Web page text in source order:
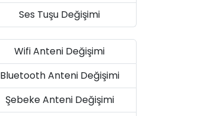
Ses Tuşu Değişimi
Wifi Anteni Değişimi
Bluetooth Anteni Değişimi
Şebeke Anteni Değişimi